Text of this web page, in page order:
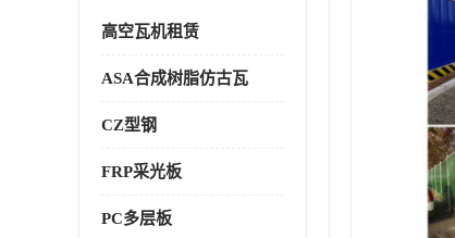
高空瓦机租赁
ASA合成树脂仿古瓦
CZ型钢
FRP采光板
PC多层板